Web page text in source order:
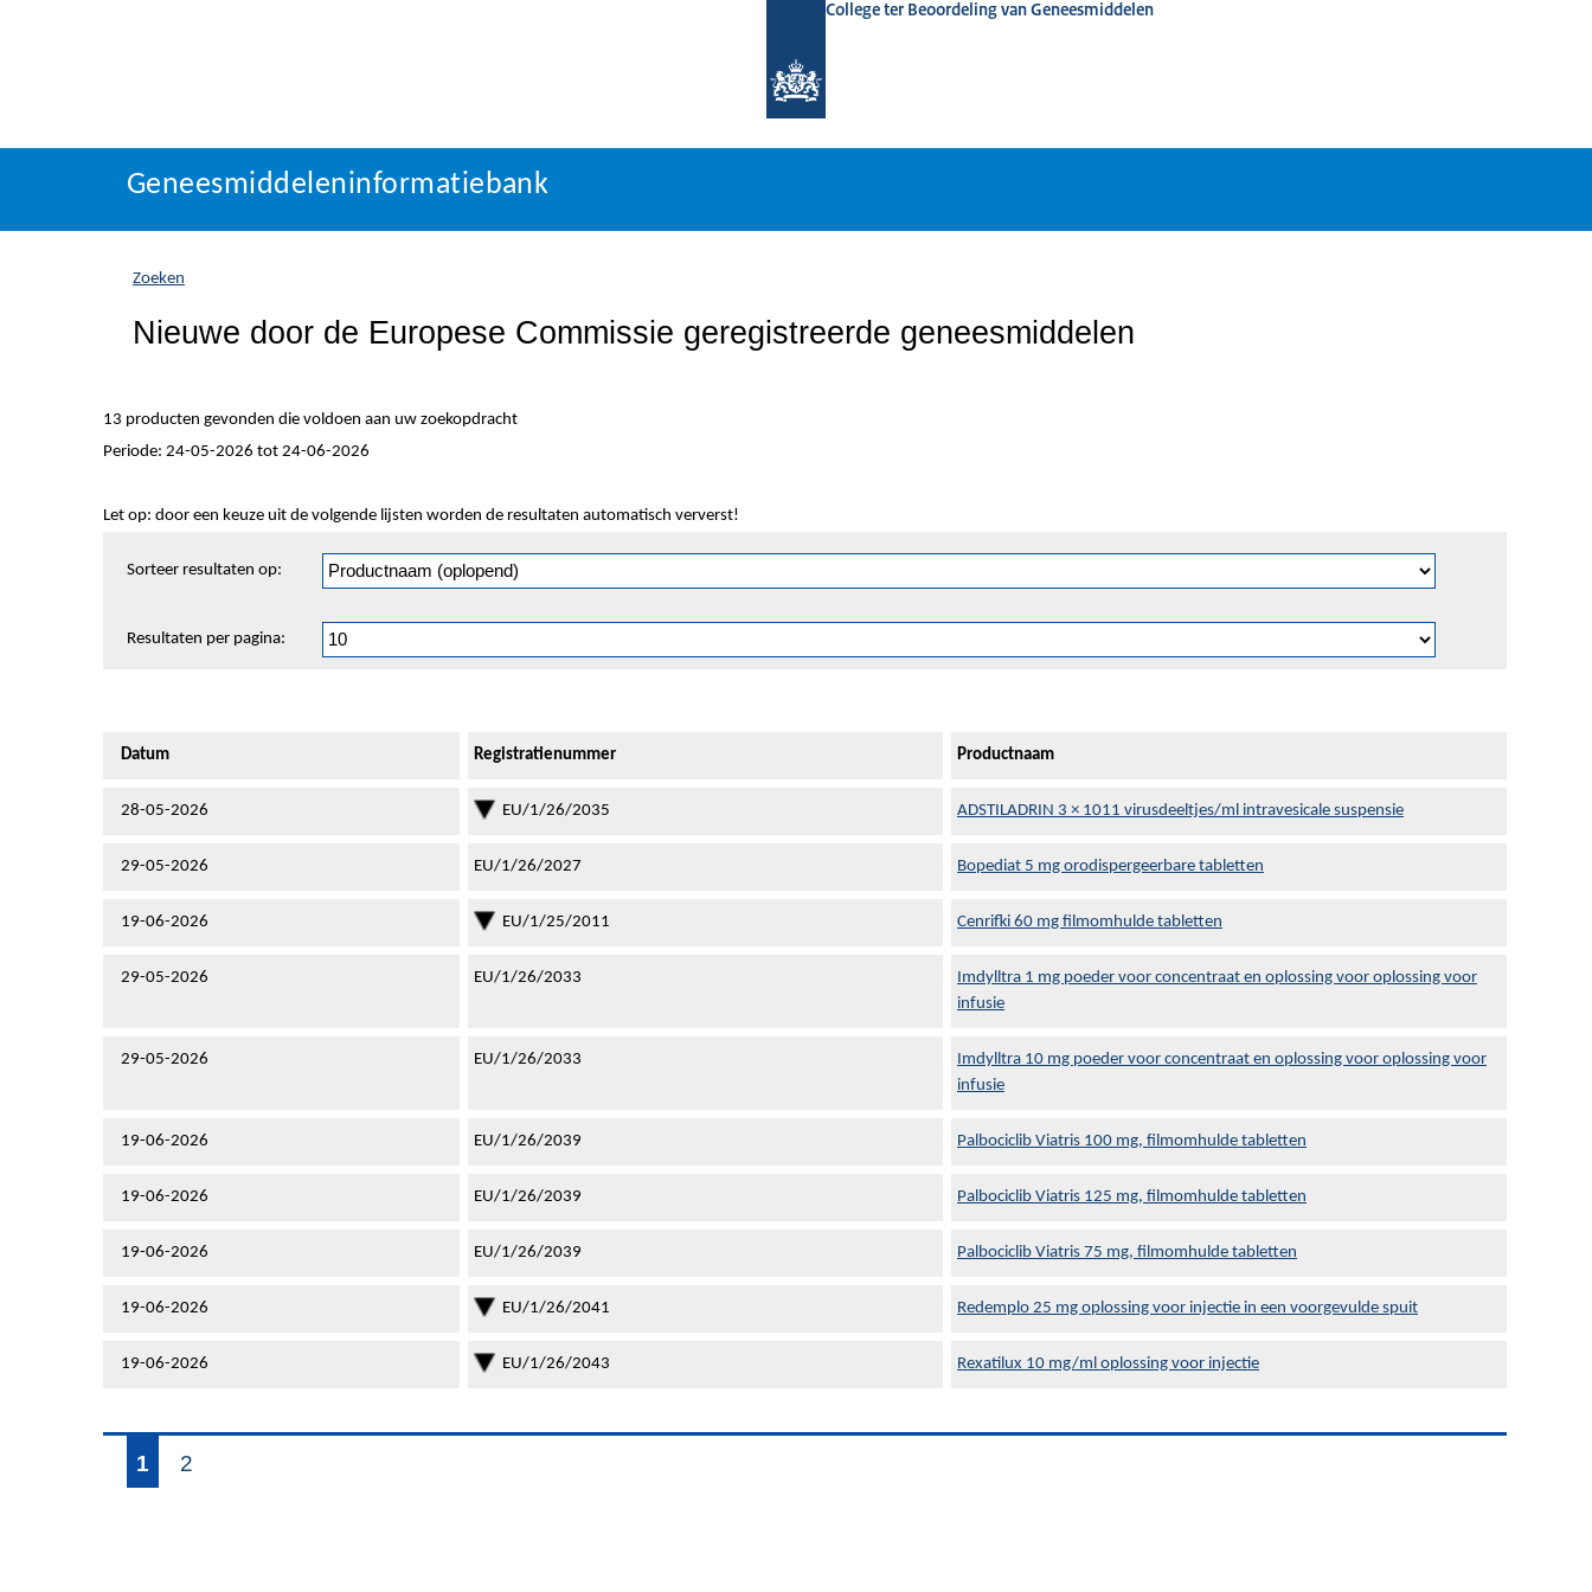
College ter Beoordeling van Geneesmiddelen
Geneesmiddeleninformatiebank
U
zich
hier:
Geneesmiddeleninformatiebank
Zoeken
Nieuwe door de Europese Commissie geregistreerde geneesmiddelen
13 producten gevonden die voldoen aan uw zoekopdracht
Periode: 24-05-2026 tot 24-06-2026
Let op: door een keuze uit de volgende lijsten worden de resultaten automatisch ververst!
en
Sorteer resultaten op:
Resultaten per pagina:
Datum Registratienummer Productnaam
28-05-2026 EU/1/26/2035 ADSTILADRIN 3 × 1011 virusdeeltjes/ml intravesicale suspensie
29-05-2026 EU/1/26/2027 Bopediat 5 mg orodispergeerbare tabletten
19-06-2026 EU/1/25/2011 Cenrifki 60 mg filmomhulde tabletten
29-05-2026 EU/1/26/2033
Imdylltra 1 mg poeder voor concentraat en oplossing voor oplossing voor
infusie
29-05-2026 EU/1/26/2033
Imdylltra 10 mg poeder voor concentraat en oplossing voor oplossing voor
infusie
19-06-2026 EU/1/26/2039 Palbociclib Viatris 100 mg, filmomhulde tabletten
19-06-2026 EU/1/26/2039 Palbociclib Viatris 125 mg, filmomhulde tabletten
19-06-2026 EU/1/26/2039 Palbociclib Viatris 75 mg, filmomhulde tabletten
19-06-2026 EU/1/26/2041 Redemplo 25 mg oplossing voor injectie in een voorgevulde spuit
19-06-2026 EU/1/26/2043 Rexatilux 10 mg/ml oplossing voor injectie
1 2